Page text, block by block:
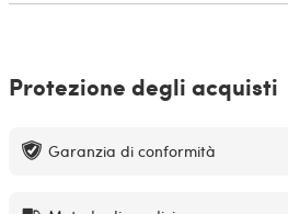
Protezione degli acquisti
Garanzia di conformità